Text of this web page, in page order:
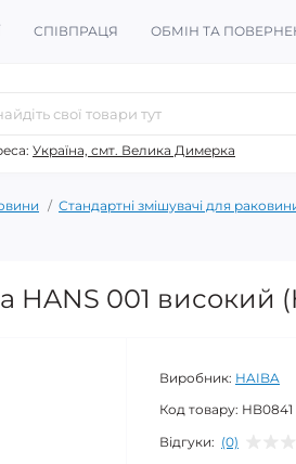
СПІВПРАЦЯ ОБМІН ТА
Україна, смт. Велика Димерка
Стандартні змішувачі для
001 високий
Виробник: HAIBA
Код товару: HB0841
Відгуки: (0)